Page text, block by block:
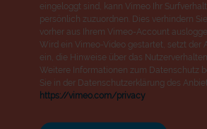
eingeloggt sind, kann Vimeo Ihr
persönlich zuzuordnen. Dies verhindern
vorher aus Ihrem Vimeo-Account
Wird ein Vimeo-Video gestartet, setzt der
ein, die Hinweise über das
Weitere Informationen zum Datenschutz
Sie in der Datenschutzerklärung des
https://vimeo.com/privacy